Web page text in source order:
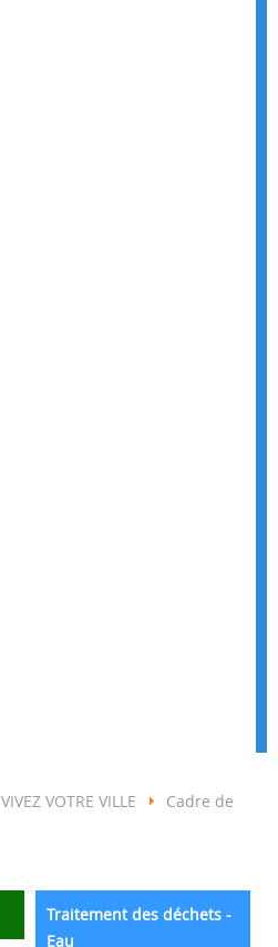
VIVEZ VOTRE VILLE
Cadre de
Traitement des déchets -
Eau